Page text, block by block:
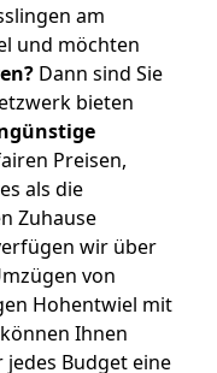
am
und möchten
Dann sind Sie
bieten
Preisen,
als die
Zuhause
wir über
von
Hohentwiel mit
Ihnen
Budget eine